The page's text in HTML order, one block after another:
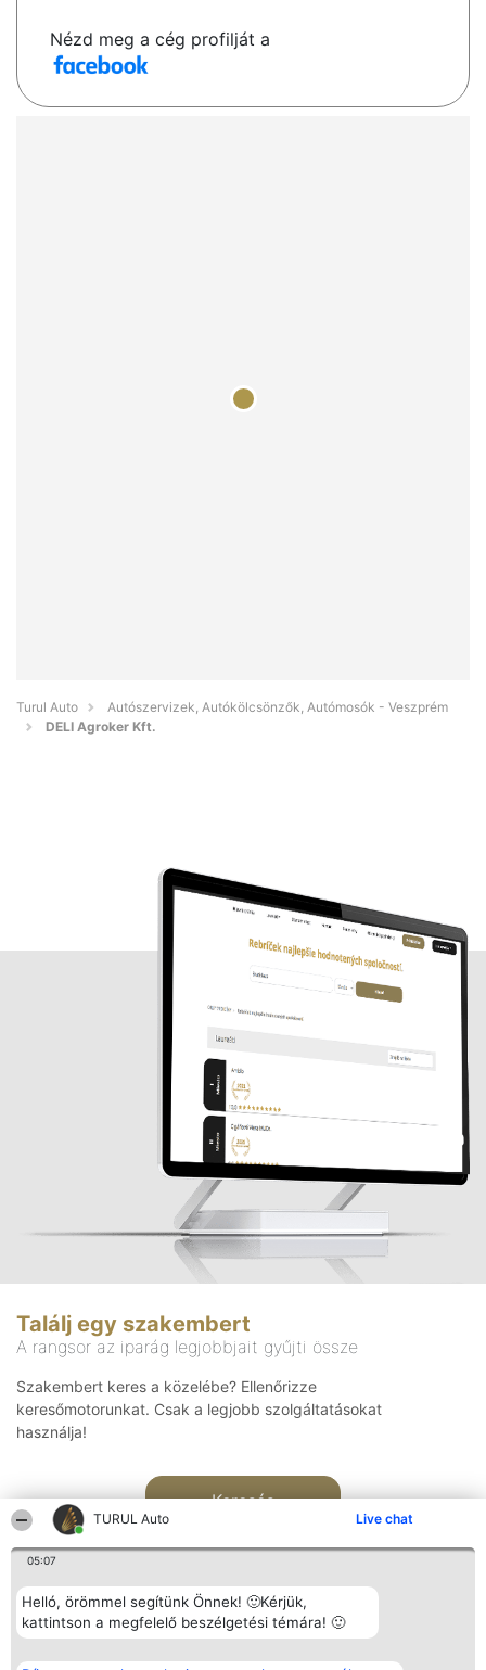
TURUL Auto Live chat
05:07
Helló, örömmel segítünk Önnek! 🙂Kérjük,
kattintson a megfelelő beszélgetési témára! 🙂
Nézd meg a cég profilját a
Turul Auto
Autószervizek, Autókölcsönzők, Autómosók - Veszprém
DELI Agroker Kft.
Találj egy szakembert
A rangsor az iparág legjobbjait gyűjti össze
Szakembert keres a közelébe? Ellenőrizze
keresőmotorunkat. Csak a legjobb szolgáltatásokat
használja!
Keresés
Rangsorszervező Népszavazás Elérhetőség